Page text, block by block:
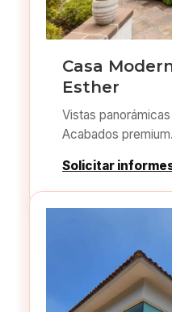
Casa
Esther
Vistas
Acabados premium.
Solicitar